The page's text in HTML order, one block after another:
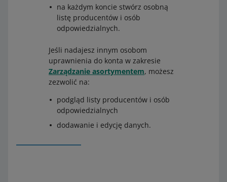
na każdym koncie stwórz osobną
listę producentów i osób
odpowiedzialnych.
Jeśli nadajesz innym osobom
uprawnienia do konta w zakresie
Zarządzanie asortymentem, możesz
zezwolić na:
podgląd listy producentów i osób
odpowiedzialnych
dodawanie i edycję danych.